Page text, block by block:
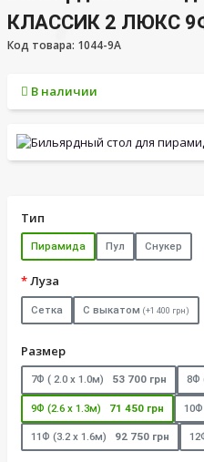
КЛАССИК 2 ЛЮКС
Код товара: 1044-9A
В наличии
Тип
Пирамида Пул Снукер
Луза
Сетка С выкатом (+1 400 грн)
Размер
7Ф ( 2.0 х 1.0м) 53 700 грн 8Ф
9Ф (2.6 х 1.3м) 71 450 грн 10Ф
11Ф (3.2 х 1.6м) 92 750 грн